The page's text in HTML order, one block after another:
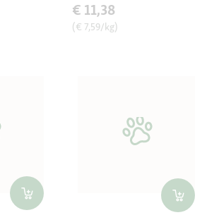
€ 11,38
(€ 7,59/kg)